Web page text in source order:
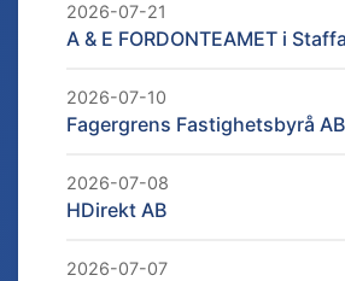
2026-07-21
A & E FORDONTEAMET i
2026-07-10
Fagergrens Fastighetsbyrå AB
2026-07-08
HDirekt AB
2026-07-07